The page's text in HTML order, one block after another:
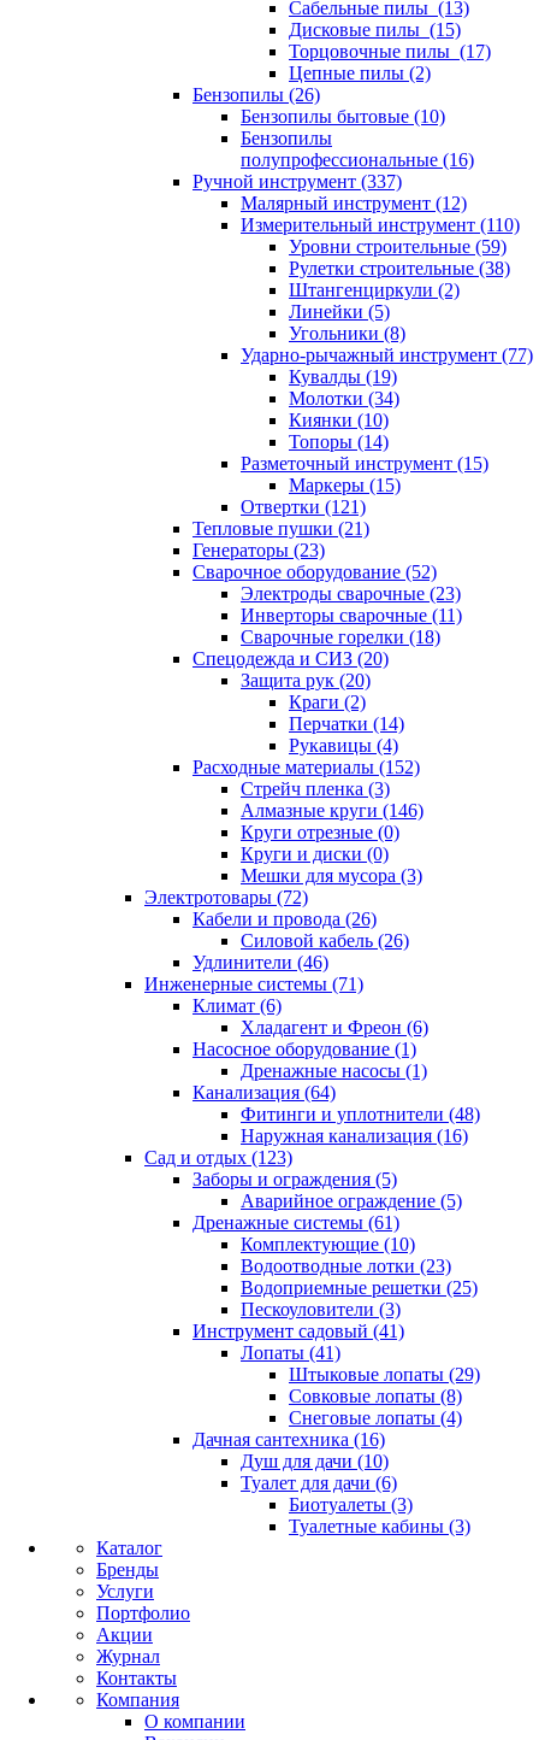
Сабельные пилы (13)
Дисковые пилы (15)
Торцовочные пилы (17)
Цепные пилы (2)
Бензопилы (26)
Бензопилы бытовые (10)
Бензопилы
полупрофессиональные (16)
Ручной инструмент (337)
Малярный инструмент (12)
Измерительный инструмент (110)
Уровни строительные (59)
Рулетки строительные (38)
Штангенциркули (2)
Линейки (5)
Угольники (8)
Ударно-рычажный инструмент (77)
Кувалды (19)
Молотки (34)
Киянки (10)
Топоры (14)
Разметочный инструмент (15)
Маркеры (15)
Отвертки (121)
Тепловые пушки (21)
Генераторы (23)
Сварочное оборудование (52)
Электроды сварочные (23)
Инверторы сварочные (11)
Сварочные горелки (18)
Спецодежда и СИЗ (20)
Защита рук (20)
Краги (2)
Перчатки (14)
Рукавицы (4)
Расходные материалы (152)
Стрейч пленка (3)
Алмазные круги (146)
Круги отрезные (0)
Круги и диски (0)
Мешки для мусора (3)
Электротовары (72)
Кабели и провода (26)
Силовой кабель (26)
Удлинители (46)
Инженерные системы (71)
Климат (6)
Хладагент и Фреон (6)
Насосное оборудование (1)
Дренажные насосы (1)
Канализация (64)
Фитинги и уплотнители (48)
Наружная канализация (16)
Сад и отдых (123)
Заборы и ограждения (5)
Аварийное ограждение (5)
Дренажные системы (61)
Комплектующие (10)
Водоотводные лотки (23)
Водоприемные решетки (25)
Пескоуловители (3)
Инструмент садовый (41)
Лопаты (41)
Штыковые лопаты (29)
Совковые лопаты (8)
Снеговые лопаты (4)
Дачная сантехника (16)
Душ для дачи (10)
Туалет для дачи (6)
Биотуалеты (3)
Туалетные кабины (3)
Каталог
Бренды
Услуги
Портфолио
Акции
Журнал
Контакты
Компания
О компании